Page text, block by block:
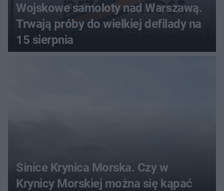
Wojskowe samoloty nad Warszawą.
Trwają próby do wielkiej defilady na
15 sierpnia
Sinice Krynica Morska. Czy w
Krynicy Morskiej można się kąpać